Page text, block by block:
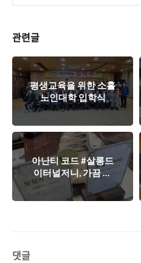
관련글
평생교육을 위한 소흘
노인대학 입학식
아난티 코드 #살롱드
이터널저니, 가끔 쉬
어가는 보너스 트랙
댓글